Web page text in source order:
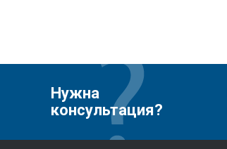
Нужна
консультация?